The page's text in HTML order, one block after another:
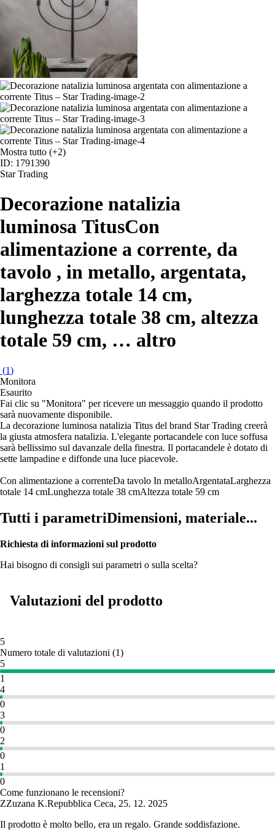
Mostra tutto (+2)
ID: 1791390
Star Trading
Decorazione natalizia
luminosa TitusCon
alimentazione a corrente, da
tavolo , in metallo, argentata,
larghezza totale 14 cm,
lunghezza totale 38 cm, altezza
totale 59 cm, … altro
(1)
Monitora
Esaurito
Fai clic su "Monitora" per ricevere un messaggio quando il prodotto
sarà nuovamente disponibile.
La decorazione luminosa natalizia Titus del brand Star Trading creerà
la giusta atmosfera natalizia. L'elegante portacandele con luce soffusa
sarà bellissimo sul davanzale della finestra. Il portacandele è dotato di
sette lampadine e diffonde una luce piacevole.
Con alimentazione a correnteDa tavolo In metalloArgentataLarghezza
totale 14 cmLunghezza totale 38 cmAltezza totale 59 cm
Tutti i parametriDimensioni, materiale...
Richiesta di informazioni sul prodotto
Hai bisogno di consigli sui parametri o sulla scelta?
Valutazioni del prodotto
5
Numero totale di valutazioni (1)
5
1
4
0
3
0
2
0
1
0
Come funzionano le recensioni?
ZZuzana K.Repubblica Ceca, 25. 12. 2025
Il prodotto è molto bello, era un regalo. Grande soddisfazione.